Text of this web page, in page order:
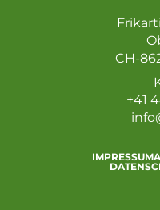
CH-
+41
IMPRESSUM